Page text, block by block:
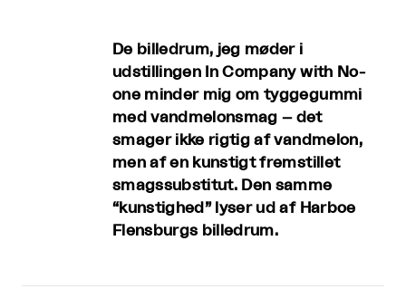
De billedrum, jeg møder i
udstillingen In Company with No-
one minder mig om tyggegummi
med vandmelonsmag – det
smager ikke rigtig af vandmelon,
men af en kunstigt fremstillet
smagssubstitut. Den samme
“kunstighed” lyser ud af Harboe
Flensburgs billedrum.